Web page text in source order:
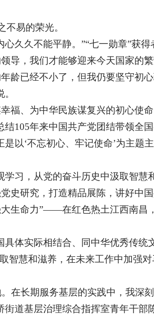
易的荣光。
久久不能平静。”“七一勋章”获
导，我们才能够迎来今天国家的
龄已经不小了，但我仍要坚守初
福、为中华民族谋复兴的初心使
105年来中国共产党团结带领全
以‘不忘初心、牢记使命’为主
习，从党的奋斗历史中汲取智
史研究，打造精品展陈，讲好中
生命力”——在红色热土江西南昌
具体实际相结合、同中华优秀传
智慧和滋养，在未来工作中加强
在长期服务基层的实践中，我
道基层治理综合指挥室青年干